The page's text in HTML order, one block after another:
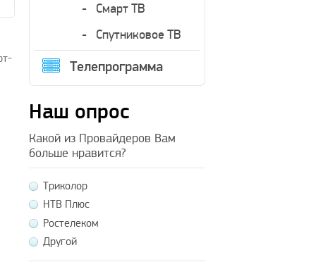
Смарт ТВ
Спутниковое ТВ
Телепрограмма
Наш опрос
Какой из Провайдеров Вам
больше нравится?
Триколор
НТВ Плюс
Ростелеком
Другой